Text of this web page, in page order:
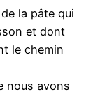
la pâte qui
et dont
le chemin
nous avons